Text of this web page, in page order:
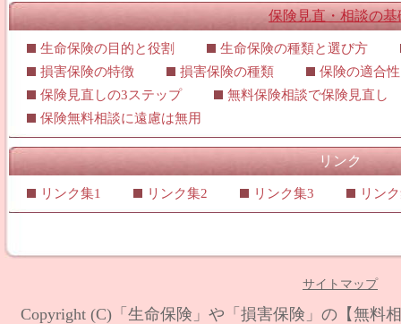
保険見直・相談の基
生命保険の目的と役割
生命保険の種類と選び方
損害保険の特徴
損害保険の種類
保険の適合
保険見直しの3ステップ
無料保険相談で保険見直し
保険無料相談に遠慮は無用
リンク
リンク集1 リンク集2 リンク集3 リン
サイトマップ
Copyright (C)「生命保険」や「損害保険」の【無料